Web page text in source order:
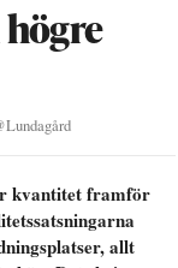
Lundagård
kvantitet framför
allt